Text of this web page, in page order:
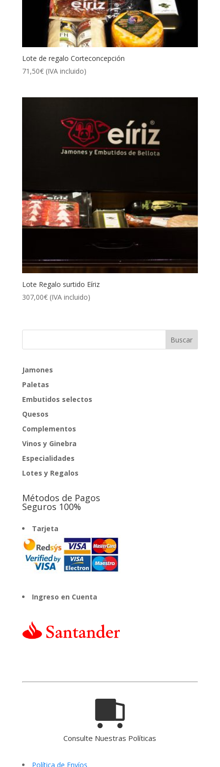
Lote de regalo Corteconcepción
71,50€ (IVA incluido)
Lote Regalo surtido Eíriz
307,00€ (IVA incluido)
Jamones
Paletas
Embutidos selectos
Quesos
Complementos
Vinos y Ginebra
Especialidades
Lotes y Regalos
Métodos de Pagos
Seguros 100%
Tarjeta
Ingreso en Cuenta
Consulte Nuestras Políticas
Política de Envíos